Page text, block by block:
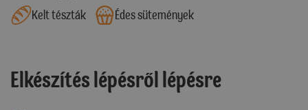
Kelt tészták
Édes sütemények
Elkészítés lépésről lépésre